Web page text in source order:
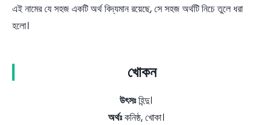
এই নামের যে সহজ একটি অর্থ বিদ্যমান রয়েছে, সে সহজ অর্থটি নিচে তুলে ধরা
হলো।
খোকন
উৎসঃহিন্দু।
অর্থঃকনিষ্ঠ, খোকা।